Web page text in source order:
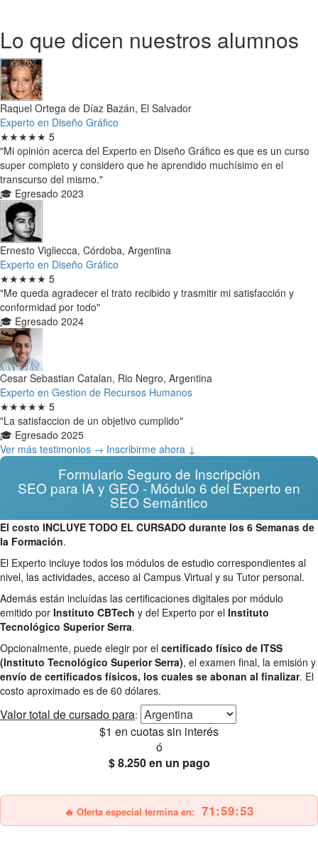
Lo que dicen nuestros alumnos
Raquel Ortega de Díaz Bazán, El Salvador
Experto en Diseño Gráfico
★★★★★ 5
"Mi opinión acerca del Experto en Diseño Gráfico es que es un curso
super completo y considero que he aprendido muchísimo en el
transcurso del mismo."
🎓 Egresado 2023
Ernesto Vigliecca, Córdoba, Argentina
Experto en Diseño Gráfico
★★★★★ 5
"Me queda agradecer el trato recibido y trasmitir mi satisfacción y
conformidad por todo"
🎓 Egresado 2024
Cesar Sebastian Catalan, Rio Negro, Argentina
Experto en Gestion de Recursos Humanos
★★★★★ 5
"La satisfaccion de un objetivo cumplido"
🎓 Egresado 2025
Ver más testimonios → Inscribirme ahora ↓
Formulario Seguro de Inscripción
SEO para IA y GEO - Módulo 6 del Experto en
SEO Semántico
El costo INCLUYE TODO EL CURSADO durante los 6 Semanas de
la Formación.
El Experto incluye todos los módulos de estudio correspondientes al
nivel, las actividades, acceso al Campus Virtual y su Tutor personal.
Además están incluídas las certificaciones digitales por módulo
emitido por Instituto CBTech y del Experto por el Instituto
Tecnológico Superior Serra.
Opcionalmente, puede elegir por el certificado físico de ITSS
(Instituto Tecnológico Superior Serra), el examen final, la emisión y
envío de certificados físicos, los cuales se abonan al finalizar. El
costo aproximado es de 60 dólares.
Valor total de cursado para:
$1 en cuotas sin interés
ó
$ 8.250en un pago
🔥 Oferta especial termina en: 71:59:51